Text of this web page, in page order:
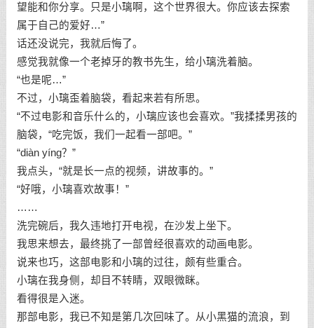
望能和你分享。只是小璃啊，这个世界很大。你应该去探索
属于自己的爱好…”
话还没说完，我就后悔了。
感觉我就像一个老掉牙的教书先生，给小璃洗着脑。
“也是呢…”
不过，小璃歪着脑袋，看起来若有所思。
“不过电影和音乐什么的，小璃应该也会喜欢。”我揉揉男孩的
脑袋，“吃完饭，我们一起看一部吧。”
“diàn yíng？”
我点头，“就是长一点的视频，讲故事的。”
“好哦，小璃喜欢故事！”
……
洗完碗后，我久违地打开电视，在沙发上坐下。
我思来想去，最终挑了一部曾经很喜欢的动画电影。
说来也巧，这部电影和小璃的过往，颇有些重合。
小璃在我身侧，却目不转睛，双眼微眯。
看得很是入迷。
那部电影，我已不知是第几次回味了。从小黑猫的流浪，到